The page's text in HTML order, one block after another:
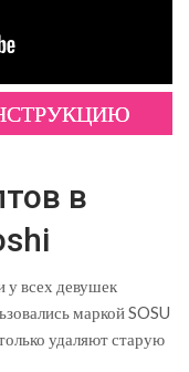
в
у всех девушек
маркой SOSU
удаляют старую